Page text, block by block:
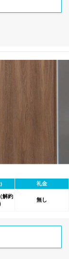
礼金
解約
無し